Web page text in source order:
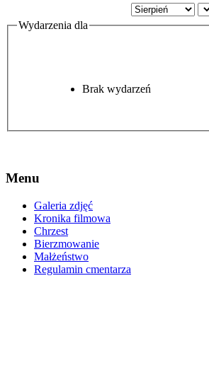
Wydarzenia dla
Brak wydarzeń
Menu
Galeria zdjęć
Kronika filmowa
Chrzest
Bierzmowanie
Małżeństwo
Regulamin cmentarza